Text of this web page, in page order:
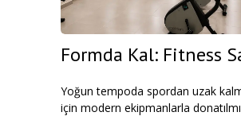
Formda Kal: Fitness
Yoğun tempoda spordan uzak
için modern ekipmanlarla